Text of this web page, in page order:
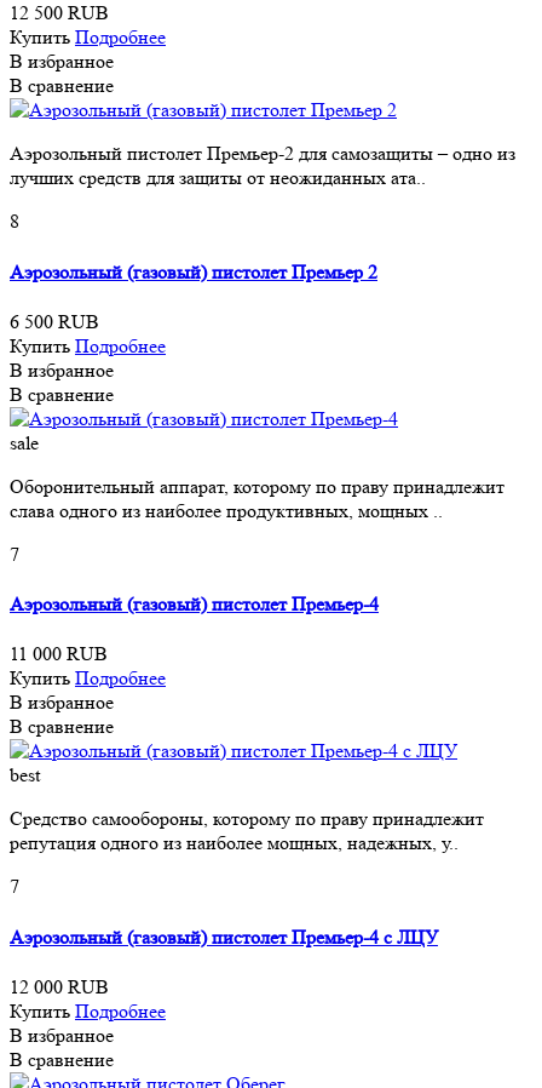
12 500 RUB
Купить Подробнее
В избранное
В сравнение
Аэрозольный пистолет Премьер-2 для самозащиты – одно из
лучших средств для защиты от неожиданных ата..
8
Аэрозольный (газовый) пистолет Премьер 2
6 500 RUB
Купить Подробнее
В избранное
В сравнение
sale
Оборонительный аппарат, которому по праву принадлежит
слава одного из наиболее продуктивных, мощных ..
7
Аэрозольный (газовый) пистолет Премьер-4
11 000 RUB
Купить Подробнее
В избранное
В сравнение
best
Средство самообороны, которому по праву принадлежит
репутация одного из наиболее мощных, надежных, у..
7
Аэрозольный (газовый) пистолет Премьер-4 с ЛЦУ
12 000 RUB
Купить Подробнее
В избранное
В сравнение